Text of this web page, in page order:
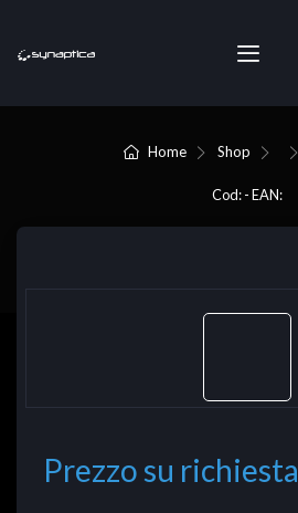
Home Shop
Cod: - EAN:
Prezzo su richiesta